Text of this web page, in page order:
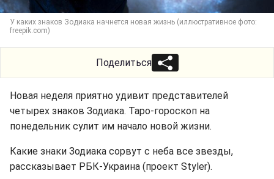
У каких знаков Зодиака начнется новая жизнь (иллюстративное фото:
freepik.com)
Поделиться
Новая неделя приятно удивит представителей
четырех знаков Зодиака. Таро-гороскоп на
понедельник сулит им начало новой жизни.
Какие знаки Зодиака сорвут с неба все звезды,
рассказывает РБК-Украина (проект Styler).